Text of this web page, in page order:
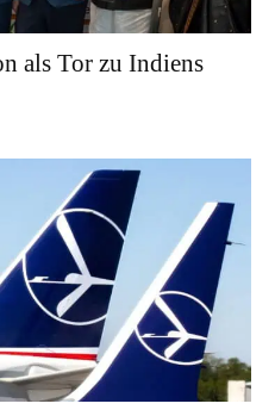
als Tor zu Indiens